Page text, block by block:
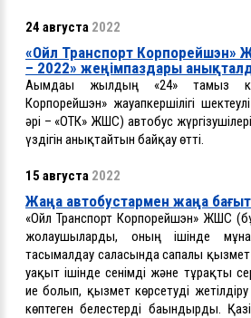
24 августа 2022
«Ойл Транспорт Корпорейшэн»
– 2022» жеңімпаздары
Ағымдағы жылдың «24» тамыз
Корпорейшэн» жауапкершілігі шектеулі
әрі – «ОТК» ЖШС) автобус
үздігін анықтайтын байқау өтті.
15 августа 2022
Жаңа автобустармен жаңа
«Ойл Транспорт Корпорейшэн» ЖШС
жолаушыларды, оның ішінде
тасымалдау саласында сапалы
уақыт ішінде сенімді және тұрақты
ие болып, қызмет көрсетуді
көптеген белестерді бағындырды.